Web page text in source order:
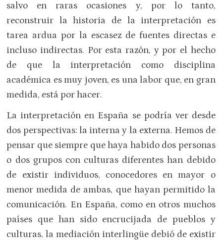
salvo en raras ocasiones y, por lo tanto,
reconstruir la historia de la interpretación es
tarea ardua por la escasez de fuentes directas e
incluso indirectas. Por esta razón, y por el hecho
de que la interpretación como disciplina
académica es muy joven, es una labor que, en gran
medida, está por hacer.
La interpretación en España se podría ver desde
dos perspectivas: la interna y la externa. Hemos de
pensar que siempre que haya habido dos personas
o dos grupos con culturas diferentes han debido
de existir individuos, conocedores en mayor o
menor medida de ambas, que hayan permitido la
comunicación. En España, como en otros muchos
países que han sido encrucijada de pueblos y
culturas, la mediación interlingüe debió de existir